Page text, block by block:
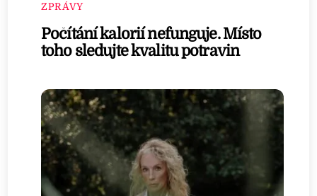
ZPRÁVY
Počítání kalorií nefunguje. Místo
toho sledujte kvalitu potravin